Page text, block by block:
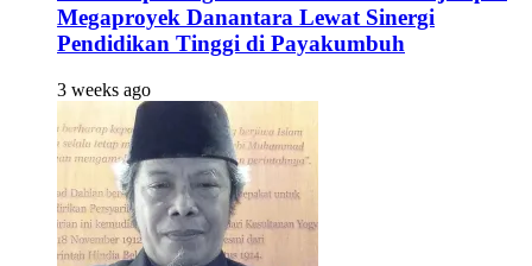
Megaproyek Danantara Lewat Sinergi
Pendidikan Tinggi di Payakumbuh
3 weeks ago